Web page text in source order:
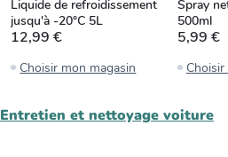
Liquide de refroidissement
jusqu'à -20°C 5L
12,99 €
Choisir mon magasin
Spray
500ml
5,99 €
Entretien et nettoyage voiture